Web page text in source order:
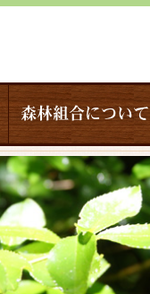
森林組合について